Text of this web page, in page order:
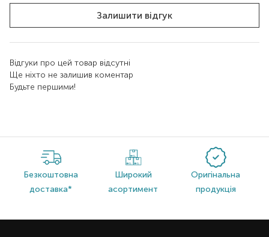
Залишити відгук
Відгуки про цей товар відсутні
Ще ніхто не залишив коментар
Будьте першими!
Безкоштовна
доставка*
Широкий
асортимент
Оригінальна
продукція